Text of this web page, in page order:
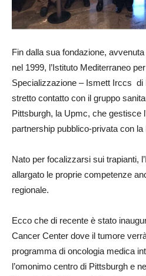
Fin dalla sua fondazione,
nel 1999, l’Istituto Mediterraneo
Specializzazione – Ismett Irccs di
stretto contatto con il gruppo
Pittsburgh, la Upmc, che gestisce
partnership pubblico-privata con la
Nato per focalizzarsi sui trapianti,
allargato le proprie competenze
regionale.
Ecco che di recente è stato
Cancer Center dove il tumore
programma di oncologia medica
l’omonimo centro di Pittsburgh e